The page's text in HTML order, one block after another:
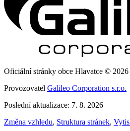
Oficiální stránky obce Hlavatce © 2026
Provozovatel Galileo Corporation s.r.o.
Poslední aktualizace: 7. 8. 2026
Změna vzhledu, Struktura stránek,